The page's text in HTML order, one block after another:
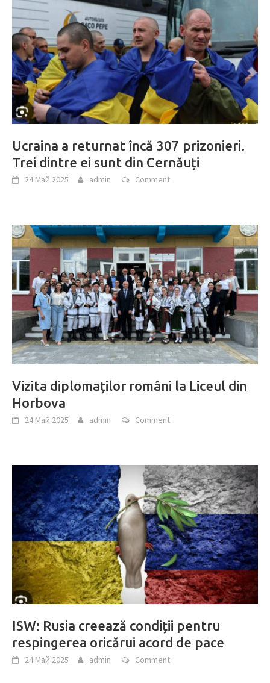
Ucraina a returnat încă 307 prizonieri.
Trei dintre ei sunt din Cernăuți
24 Май 2025 admin Comment
Vizita diplomaților români la Liceul din
Horbova
24 Май 2025 admin Comment
ISW: Rusia creează condiții pentru
respingerea oricărui acord de pace
24 Май 2025 admin Comment